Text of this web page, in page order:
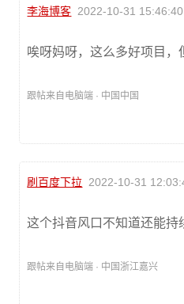
李海博客 2022-10-31 15:46:40
唉呀妈呀，这么多好项目，
跟帖来自电脑端 · 中国中国
刷百度下拉 2022-10-31
这个抖音风口不知道还能持
跟帖来自电脑端 · 中国浙江嘉兴